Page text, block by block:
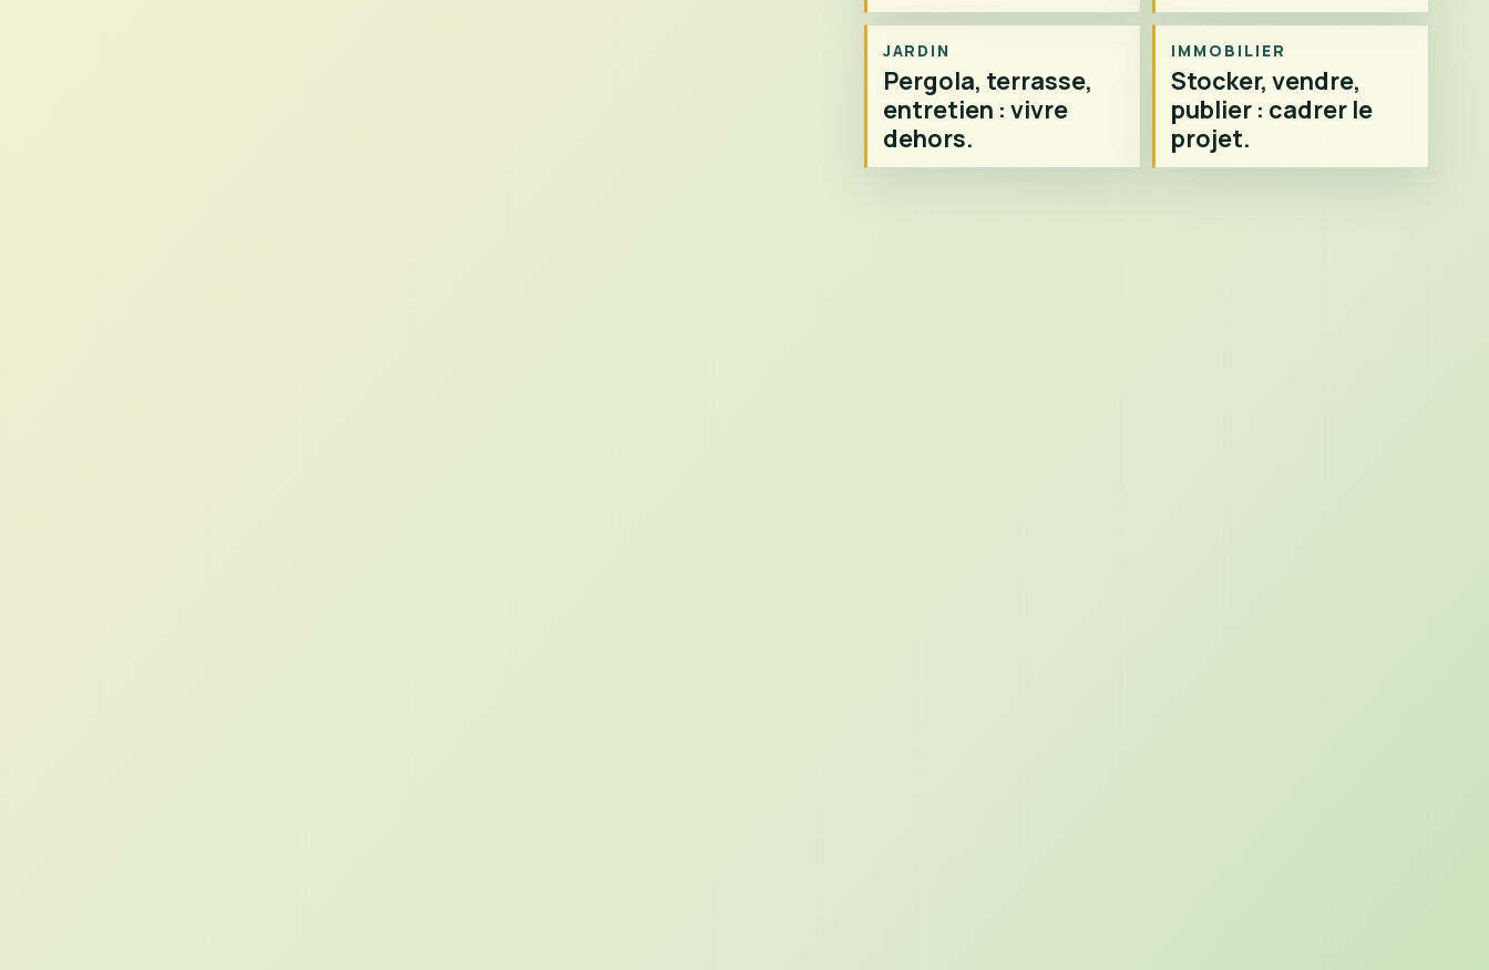
JARDIN
Pergola, terrasse,
entretien : vivre
dehors.
IMMOBILIER
Stocker, vendre,
publier : cadrer le
projet.